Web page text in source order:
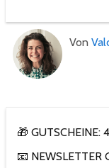
Von
🎁 GUTSCHEINE: 4
📧 NEWSLETTER